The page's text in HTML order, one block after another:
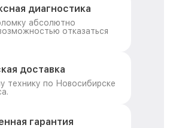
диагностика
абсолютно
отказаться
доставка
технику по Новосибирске
гарантия